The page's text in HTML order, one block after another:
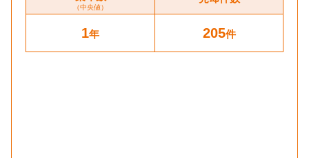
（中央値）
1年 205件